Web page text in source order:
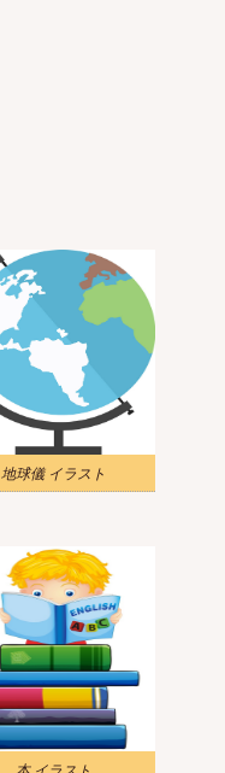
地球儀 イラスト